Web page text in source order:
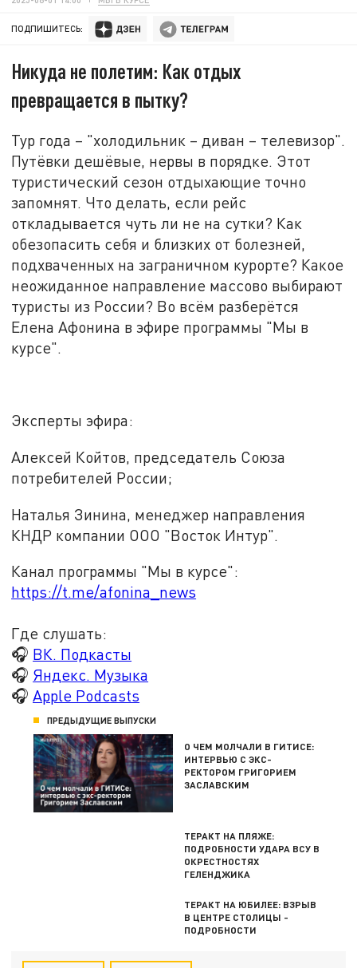
ПОДПИШИТЕСЬ:
Никуда не полетим: Как отдых
превращается в пытку?
Тур года – "холодильник – диван – телевизор".
Путёвки дешёвые, нервы в порядке. Этот
туристический сезон отдыхающие точно
запомнят. Что делать, если рейс
откладывается чуть ли не на сутки? Как
обезопасить себя и близких от болезней,
подхваченных на заграничном курорте? Какое
неожиданное направление массово выбирают
туристы из России? Во всём разберётся
Елена Афонина в эфире программы "Мы в
курсе".
Эксперты эфира:
Алексей Койтов, председатель Союза
потребителей России;
Наталья Зинина, менеджер направления
КНДР компании ООО "Восток Интур".
Канал программы "Мы в курсе":
https://t.me/afonina_news
Где слушать:
🎧 ВК. Подкасты
🎧 Яндекс. Музыка
🎧Apple Podcasts
ПРЕДЫДУЩИЕ ВЫПУСКИ
О ЧЕМ МОЛЧАЛИ В ГИТИСЕ:
ИНТЕРВЬЮ С ЭКС-
РЕКТОРОМ ГРИГОРИЕМ
ЗАСЛАВСКИМ
ТЕРАКТ НА ПЛЯЖЕ:
ПОДРОБНОСТИ УДАРА ВСУ В
ОКРЕСТНОСТЯХ
ГЕЛЕНДЖИКА
ТЕРАКТ НА ЮБИЛЕЕ: ВЗРЫВ
В ЦЕНТРЕ СТОЛИЦЫ -
ПОДРОБНОСТИ